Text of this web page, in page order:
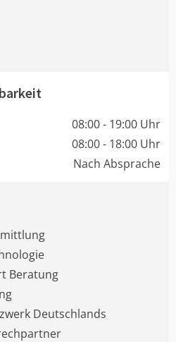
08:00 - 19:00 Uhr
08:00 - 18:00 Uhr
Nach Absprache
Beratung
Deutschlands